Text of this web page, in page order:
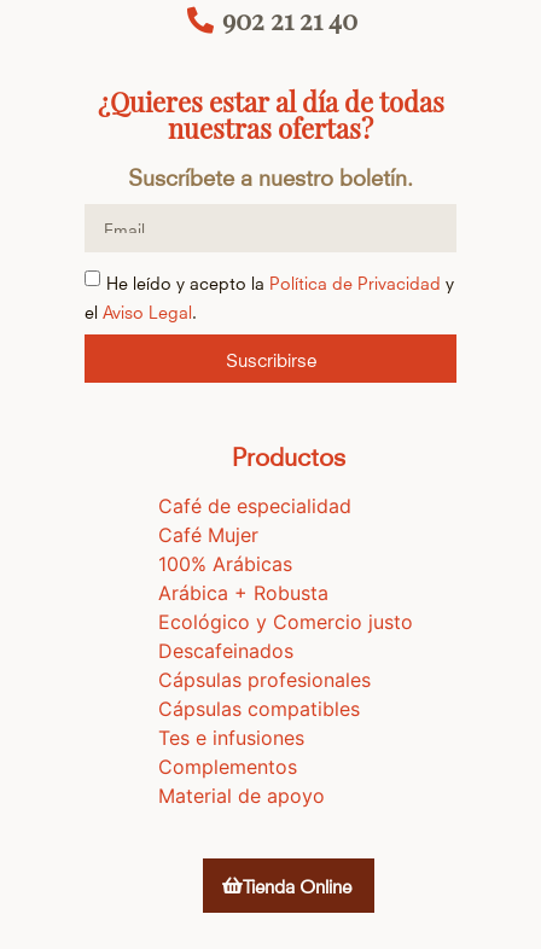
902 21 21 40
¿Quieres estar al día de todas
nuestras ofertas?
Suscríbete a nuestro boletín.
He leído y acepto la Política de Privacidad y
el Aviso Legal
Suscribirse
Productos
Café de especialidad
Café Mujer
100% Arábicas
Arábica + Robusta
Ecológico y Comercio justo
Descafeinados
Cápsulas profesionales
Cápsulas compatibles
Tes e infusiones
Complementos
Material de apoyo
Tienda Online